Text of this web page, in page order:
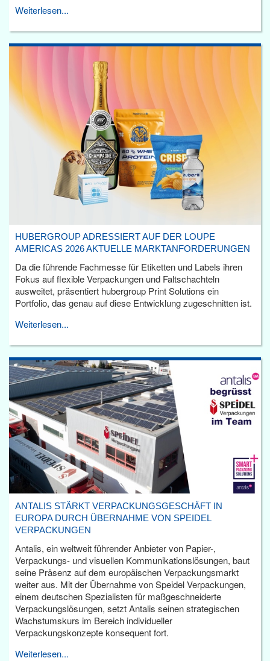
Weiterlesen...
HUBERGROUP ADRESSIERT AUF DER LOUPE
AMERICAS 2026 AKTUELLE MARKTANFORDERUNGEN
Da die führende Fachmesse für Etiketten und Labels ihren
Fokus auf flexible Verpackungen und Faltschachteln
ausweitet, präsentiert hubergroup Print Solutions ein
Portfolio, das genau auf diese Entwicklung zugeschnitten ist.
Weiterlesen...
ANTALIS STÄRKT VERPACKUNGSGESCHÄFT IN
EUROPA DURCH ÜBERNAHME VON SPEIDEL
VERPACKUNGEN
Antalis, ein weltweit führender Anbieter von Papier-,
Verpackungs- und visuellen Kommunikationslösungen, baut
seine Präsenz auf dem europäischen Verpackungsmarkt
weiter aus. Mit der Übernahme von Speidel Verpackungen,
einem deutschen Spezialisten für maßgeschneiderte
Verpackungslösungen, setzt Antalis seinen strategischen
Wachstumskurs im Bereich individueller
Verpackungskonzepte konsequent fort.
Weiterlesen...